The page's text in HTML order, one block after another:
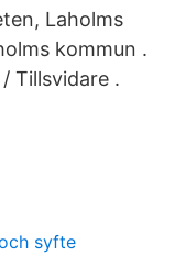
Laholms
kommun .
Tillsvidare .
syfte